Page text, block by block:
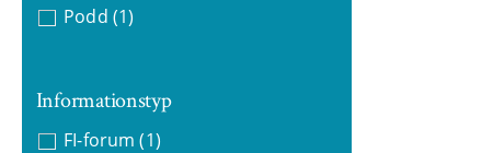
Podd (1)
Informationstyp
FI-forum (1)